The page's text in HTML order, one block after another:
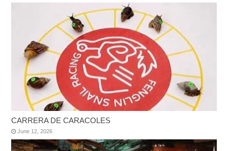
CARRERA DE CARACOLES
June 12, 2026